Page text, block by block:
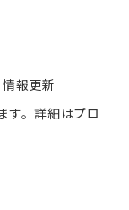
報更新
す。詳細はプロ